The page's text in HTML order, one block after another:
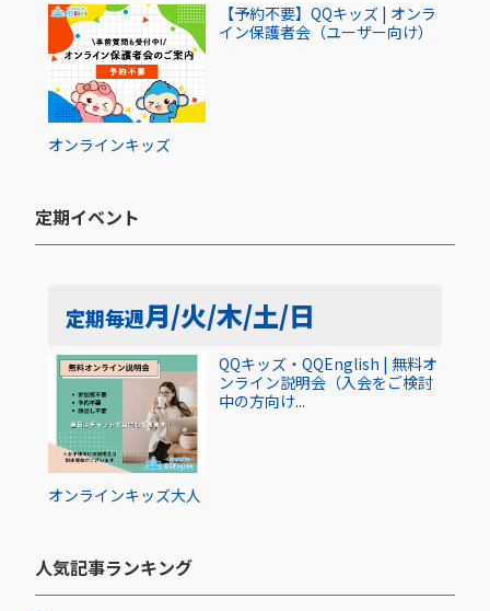
オンラインキッズ
【予約不要】QQキッズ | オンラ
イン保護者会（ユーザー向け）
定期イベント​
定期毎週月/火/木/土/日
オンラインキッズ大人
QQキッズ・QQEnglish | 無料オ
ンライン説明会（入会をご検討
中の方向け...
人気記事ランキング​